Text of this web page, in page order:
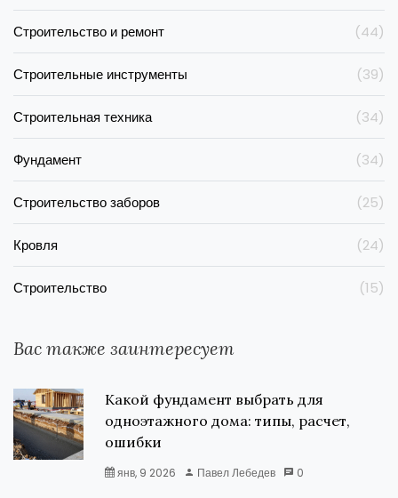
Строительство и ремонт (44)
Строительные инструменты (39)
Строительная техника (34)
Фундамент (34)
Строительство заборов (25)
Кровля (24)
Строительство (15)
Вас также заинтересует
Какой фундамент выбрать для
одноэтажного дома: типы, расчет,
ошибки
янв, 9 2026 Павел Лебедев 0